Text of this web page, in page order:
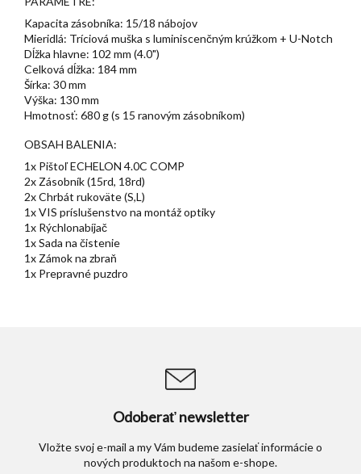
Kapacita zásobníka: 15/18 nábojov
Mieridlá: Tríciová muška s luminiscenčným krúžkom + U-Notch
Dĺžka hlavne: 102 mm (4.0")
Celková dĺžka: 184 mm
Šírka: 30 mm
Výška: 130 mm
Hmotnosť: 680 g (s 15 ranovým zásobníkom)
OBSAH BALENIA:
1x Pištoľ ECHELON 4.0C COMP
2x Zásobník (15rd, 18rd)
2x Chrbát rukoväte (S,L)
1x VIS príslušenstvo na montáž optiky
1x Rýchlonabíjač
1x Sada na čistenie
1x Zámok na zbraň
1x Prepravné puzdro
Odoberať newsletter
Vložte svoj e-mail a my Vám budeme zasielať informácie o
nových produktoch na našom e-shope.